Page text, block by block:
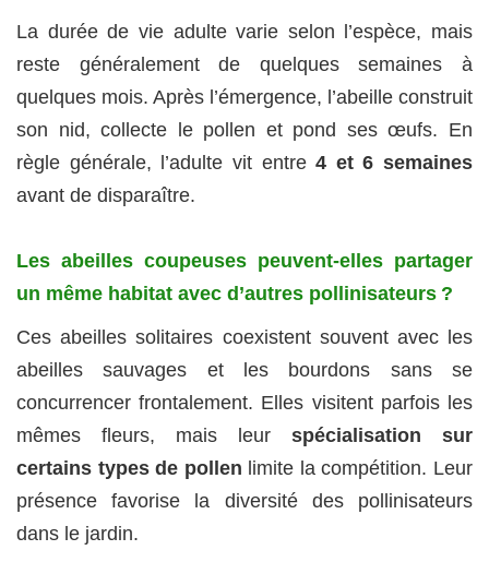
La durée de vie adulte varie selon l’espèce, mais
reste généralement de quelques semaines à
quelques mois. Après l’émergence, l’abeille construit
son nid, collecte le pollen et pond ses œufs. En
règle générale, l’adulte vit entre4 et 6 semaines
avant de disparaître.
Les abeilles coupeuses peuvent-elles partager
un même habitat avec d’autres pollinisateurs ?
Ces abeilles solitaires coexistent souvent avec les
abeilles sauvages et les bourdons sans se
concurrencer frontalement. Elles visitent parfois les
mêmes fleurs, mais leur spécialisation sur
certains types de pollen limite la compétition. Leur
présence favorise la diversité des pollinisateurs
dans le jardin.